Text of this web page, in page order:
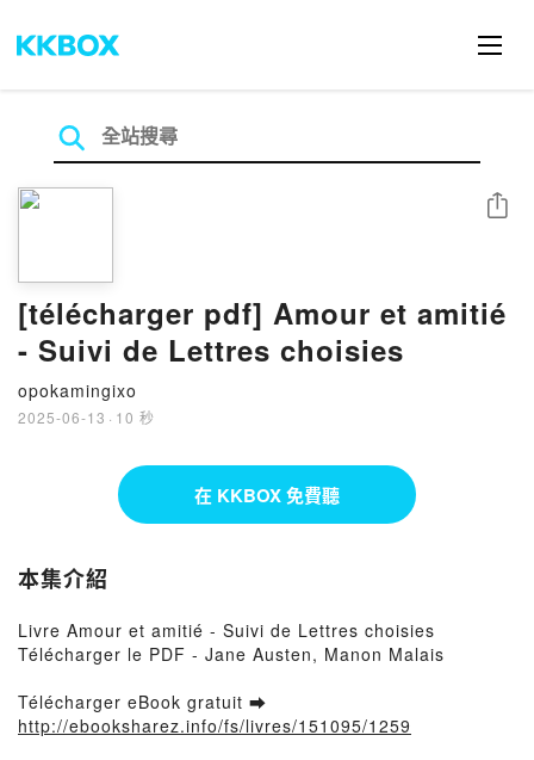
[télécharger pdf] Amour et amitié
- Suivi de Lettres choisies
opokamingixo
2025-06-13 · 10 秒
分享
在 KKBOX 免費聽
本集介紹
Livre Amour et amitié - Suivi de Lettres choisies
Télécharger le PDF - Jane Austen, Manon Malais
Télécharger eBook gratuit ➡
http://ebooksharez.info/fs/livres/151095/1259